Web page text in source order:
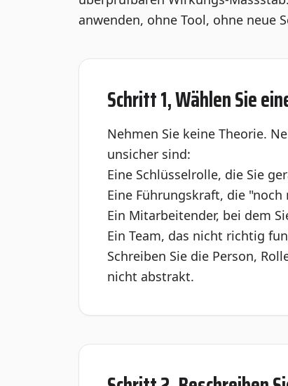
anwenden, ohne Tool, ohne neue
Schritt 1, Wählen Sie
Nehmen Sie keine Theorie.
unsicher sind:
Eine Schlüsselrolle, die Sie
Eine Führungskraft, die
Ein Mitarbeitender, bei dem
Ein Team, das nicht richtig
Schreiben Sie die Person,
nicht abstrakt.